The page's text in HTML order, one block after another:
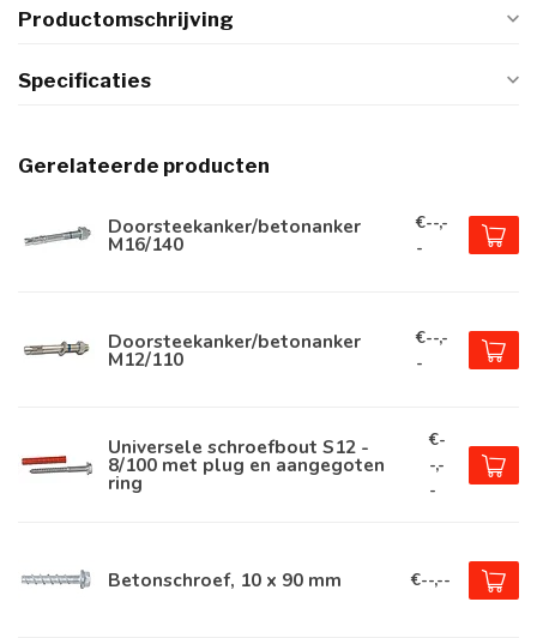
Productomschrijving
Specificaties
Gerelateerde producten
Doorsteekanker/betonanker
M16/140
€--,-
-
Doorsteekanker/betonanker
M12/110
€--,-
-
Universele schroefbout S12 -
8/100 met plug en aangegoten
ring
€-
-,-
-
Betonschroef, 10 x 90 mm €--,--